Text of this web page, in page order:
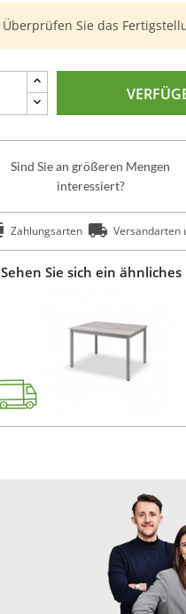
Überprüfen Sie das
Sind Sie an größeren Mengen
interessiert?
Zahlungsarten Versandarten
Sehen Sie sich ein